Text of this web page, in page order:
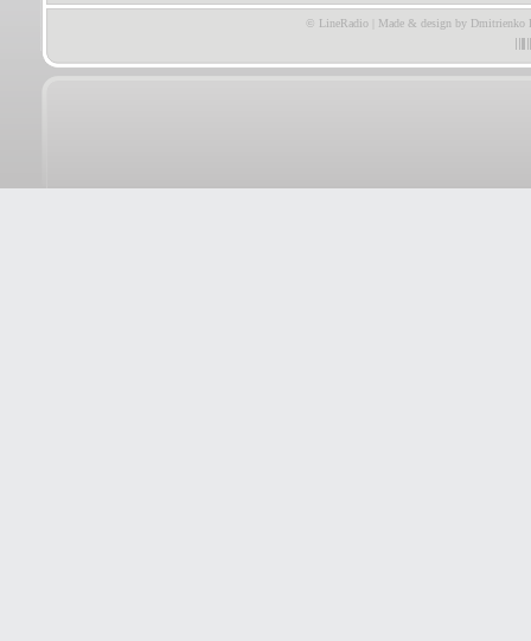
© LineRadio | Made & design by Dmitrienko